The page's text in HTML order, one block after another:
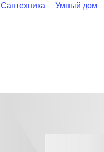
Сантехника Умный дом